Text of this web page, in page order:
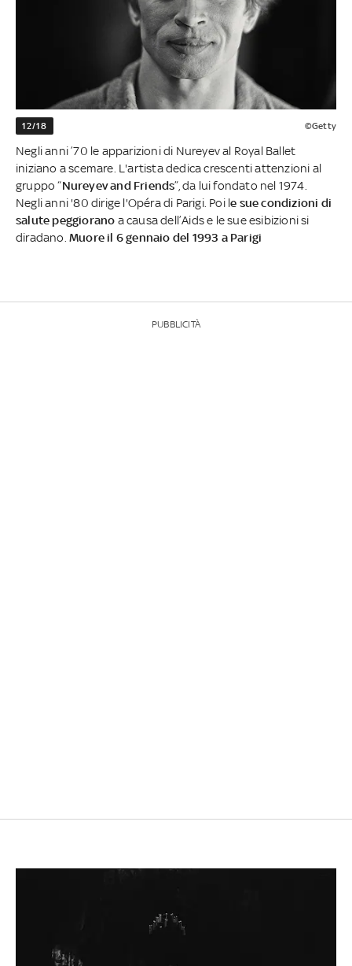
12/18 ©Getty
Negli anni ’70 le apparizioni di Nureyev al Royal Ballet
iniziano a scemare. L'artista dedica crescenti attenzioni al
gruppo “Nureyev and Friends”, da lui fondato nel 1974.
Negli anni '80 dirige l'Opéra di Parigi. Poi le sue condizioni di
salute peggiorano a causa dell’Aids e le sue esibizioni si
diradano. Muore il 6 gennaio del 1993 a Parigi
PUBBLICITÀ